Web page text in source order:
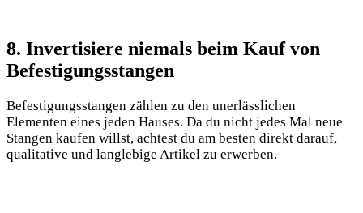
8. Invertisiere niemals beim Kauf von
Befestigungsstangen
Befestigungsstangen zählen zu den unerlässlichen
Elementen eines jeden Hauses. Da du nicht jedes Mal neue
Stangen kaufen willst, achtest du am besten direkt darauf,
qualitative und langlebige Artikel zu erwerben.